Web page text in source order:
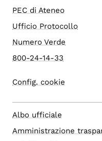
PEC di Ateneo
Ufficio Protocollo
Numero Verde
800-24-14-33
Config. cookie
Albo ufficiale
Amministrazione